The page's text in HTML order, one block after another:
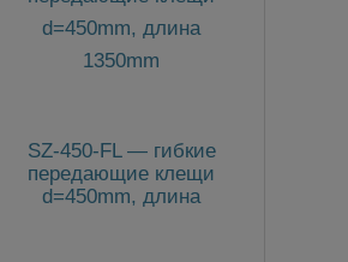
SZ-450-FL — гибкие
передающие клещи
d=450mm, длина